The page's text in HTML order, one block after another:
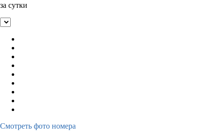
за сутки
Смотреть фото номера